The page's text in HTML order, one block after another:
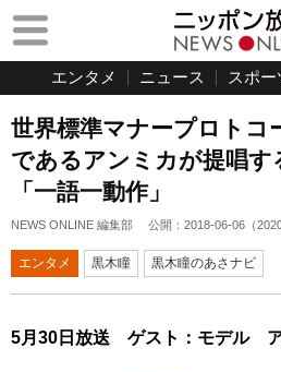
エンタメ ニュース スポー
世界標準マナープロトコ
であるアンミカが提唱
「一語一動作」
NEWS ONLINE 編集部 公開： 2018-06-06 （
エンタメ 黒木瞳 黒木瞳のあさナビ
5月30日放送 ゲスト：モデル